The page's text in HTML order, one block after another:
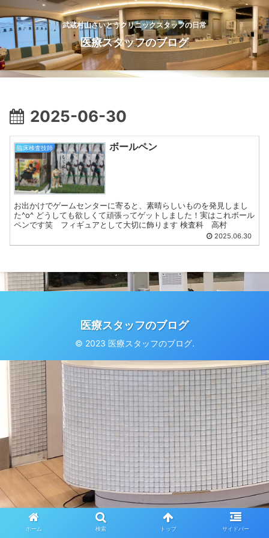
武蔵村山さいとうクリニックスタッフの日常
医療スタッフのブログ
2025-06-30
臨床検査技師 ボールペン
お出かけでゲームセンターに寄ると、素晴らしいものを発見しまし
た^o^ どうしても欲しくて頑張ってゲットしました！実はこれボール
ペンです笑 フィギュアとして大切に飾ります 検査科 高村
2025.06.30
医療スタッフのブログ
© 2023 医療スタッフのブログ.
ホーム 検索 トップ サイドバー